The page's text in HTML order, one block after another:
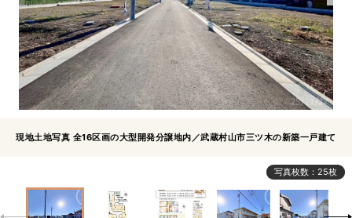
現地土地写真 全16区画の大型開発分譲地内／武蔵村山市三ツ木の新築一戸建て
写真枚数：25枚